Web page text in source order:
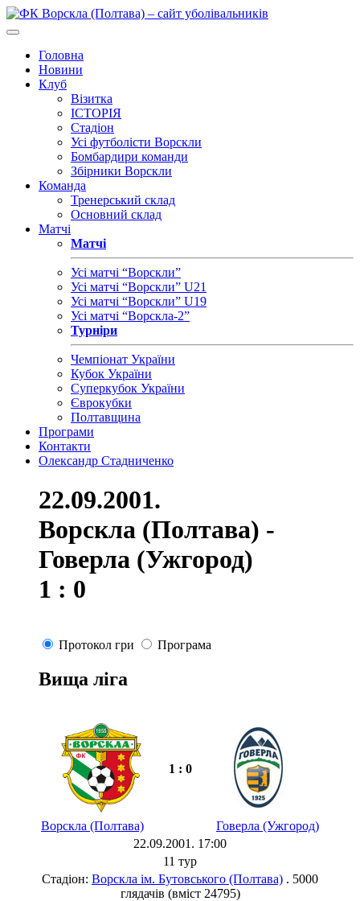
Головна
Новини
Клуб
Візитка
ІСТОРІЯ
Стадіон
Усі футболісти Ворскли
Бомбардири команди
Збірники Ворскли
Команда
Тренерський склад
Основний склад
Матчі
Матчі
Усі матчі “Ворскли”
Усі матчі “Ворскли” U21
Усі матчі “Ворскли” U19
Усі матчі “Ворскла-2”
Турніри
Чемпіонат України
Кубок України
Суперкубок України
Єврокубки
Полтавщина
Програми
Контакти
Олександр Стадниченко
22.09.2001.
Ворскла (Полтава) -
Говерла (Ужгород)
1 : 0
Протокол гри Програма
Вища ліга
1 : 0
Ворскла (Полтава)
Говерла (Ужгород)
22.09.2001. 17:00
11 тур
Стадіон: Ворскла ім. Бутовського (Полтава) . 5000
глядачів (вміст 24795)